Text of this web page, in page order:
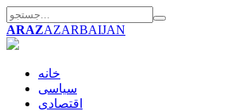
ARAZAZARBAIJAN
خانه
سیاسی
اقتصادی